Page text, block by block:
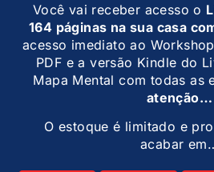
Você vai receber acesso o
164 páginas na sua casa
acesso imediato ao
PDF e a versão Kindle do
Mapa Mental com todas as
atenção…
O estoque é limitado e
acabar